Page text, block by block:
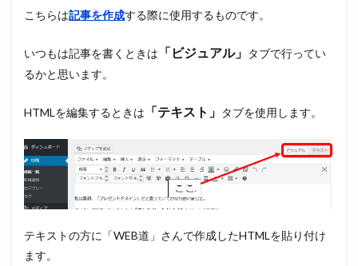
こちらは記事を作成する際に使用するものです。
いつもは記事を書くときは 「ビジュアル」 タブで行ってい
るかと思います。
HTMLを編集するときは 「テキスト」 タブを使用します。
テキストの方に「WEB道」さんで作成したHTMLを貼り付け
ます。